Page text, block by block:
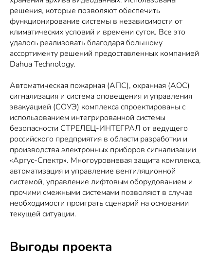
решения, которые позволяют обеспечить
функционирование системы в независимости от
климатических условий и времени суток. Все это
удалось реализовать благодаря большому
ассортименту решений предоставленных компанией
Dahua Technology.
Автоматическая пожарная (АПС), охранная (АОС)
сигнализация и система оповещения и управления
эвакуацией (СОУЭ) комплекса спроектированы с
использованием интегрированной системы
безопасности СТРЕЛЕЦ-ИНТЕГРАЛ от ведущего
российского предприятия в области разработки и
производства электронных приборов сигнализации
«Аргус-Спектр». Многоуровневая защита комплекса,
автоматизация и управление вентиляционной
системой, управление лифтовым оборудованием и
прочими смежными системами позволяют в случае
необходимости проиграть сценарий на основании
текущей ситуации.
Выгоды проекта